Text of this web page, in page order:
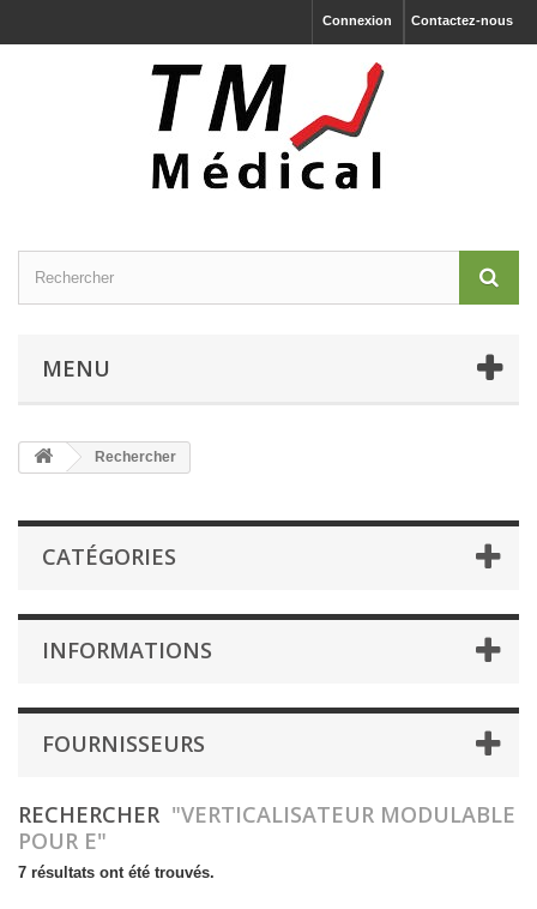
Contactez-nous
Connexion
MENU
Rechercher
CATÉGORIES
INFORMATIONS
FOURNISSEURS
RECHERCHER "VERTICALISATEUR MODULABLE
POUR E"
7 résultats ont été trouvés.